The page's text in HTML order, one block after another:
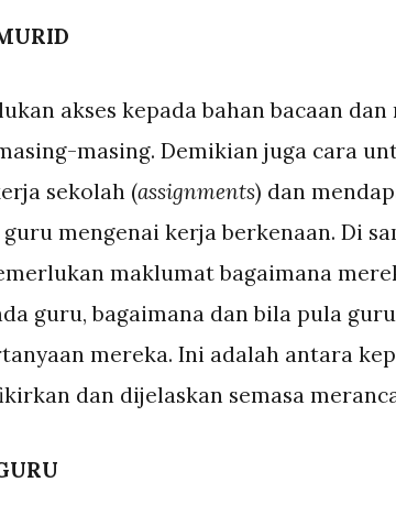
akses kepada bahan bacaan
masing. Demikian juga cara
sekolah (assignments) dan
mengenai kerja berkenaan. Di
maklumat bagaimana
guru, bagaimana dan bila pula
mereka. Ini adalah antara
dan dijelaskan semasa